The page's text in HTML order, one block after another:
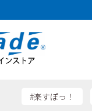
#楽すぽっ！検索